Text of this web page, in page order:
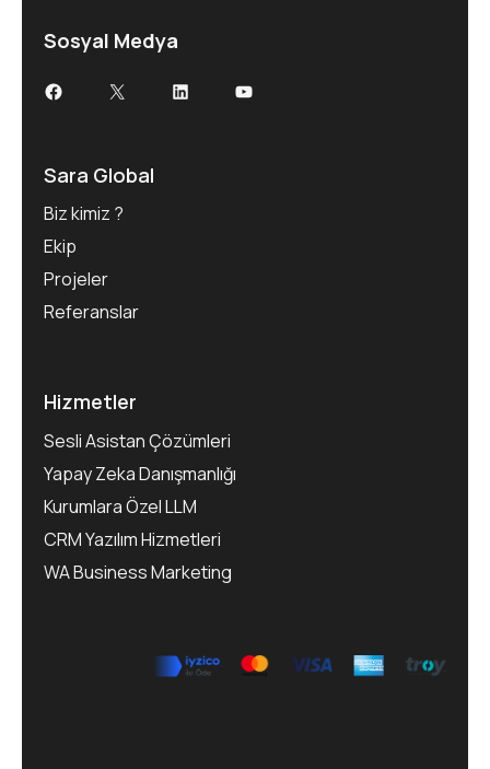
Sosyal Medya
Facebook
X LinkedInYouTube
Sara Global
Biz kimiz ?
Ekip
Projeler
Referanslar
Hizmetler
Sesli Asistan Çözümleri
Yapay Zeka Danışmanlığı
Kurumlara Özel LLM
CRM Yazılım Hizmetleri
WA Business Marketing